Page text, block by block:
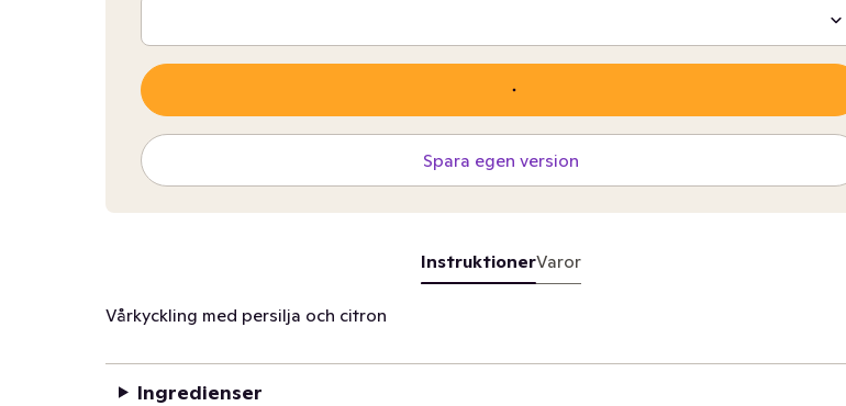
Spara egen version
InstruktionerVaror
Vårkyckling med persilja och citron
Ingredienser